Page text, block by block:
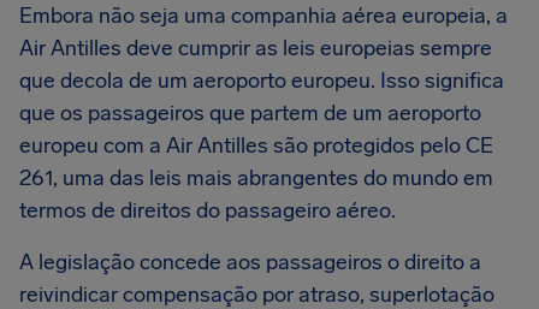
Embora não seja uma companhia aérea europeia, a
Air Antilles deve cumprir as leis europeias sempre
que decola de um aeroporto europeu. Isso significa
que os passageiros que partem de um aeroporto
europeu com a Air Antilles são protegidos pelo CE
261, uma das leis mais abrangentes do mundo em
termos de direitos do passageiro aéreo.
A legislação concede aos passageiros o direito a
reivindicar compensação por atraso, superlotação